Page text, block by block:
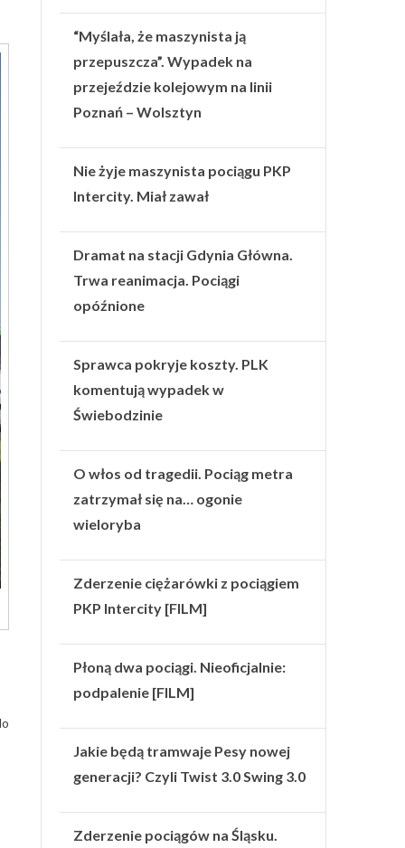
“Myślała, że maszynista ją
przepuszcza”. Wypadek na
przejeździe kolejowym na linii
Poznań – Wolsztyn
Nie żyje maszynista pociągu PKP
Intercity. Miał zawał
Dramat na stacji Gdynia Główna.
Trwa reanimacja. Pociągi
opóźnione
Sprawca pokryje koszty. PLK
komentują wypadek w
Świebodzinie
O włos od tragedii. Pociąg metra
zatrzymał się na… ogonie
wieloryba
Zderzenie ciężarówki z pociągiem
PKP Intercity [FILM]
Płoną dwa pociągi. Nieoficjalnie:
podpalenie [FILM]
Jakie będą tramwaje Pesy nowej
generacji? Czyli Twist 3.0 Swing 3.0
Zderzenie pociągów na Śląsku.